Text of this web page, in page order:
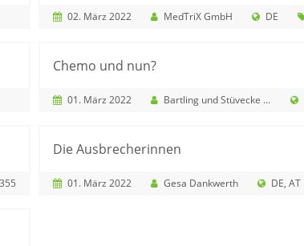
02. März 2022 MedTriX GmbH DE
Chemo und nun?
01. März 2022 Bartling und Stüvecke Verlag GbR
Die Ausbrecherinnen
01. März 2022 Gesa Dankwerth DE AT